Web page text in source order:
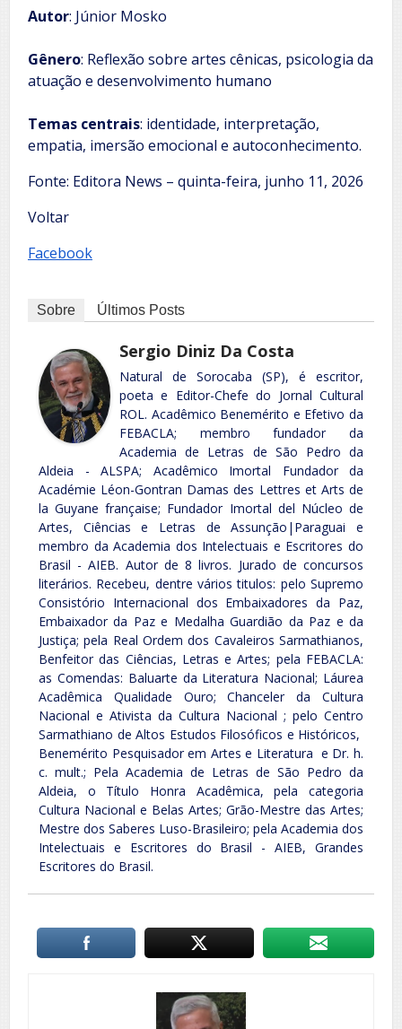
Autor: Júnior Mosko
Gênero: Reflexão sobre artes cênicas, psicologia da
atuação e desenvolvimento humano
Temas centrais: identidade, interpretação,
empatia, imersão emocional e autoconhecimento.
Fonte: Editora News – quinta-feira, junho 11, 2026
Voltar
Facebook
Sobre Últimos Posts
Sergio Diniz Da Costa
Natural de Sorocaba (SP), é escritor,
poeta e Editor-Chefe do Jornal Cultural
ROL. Acadêmico Benemérito e Efetivo da
FEBACLA; membro fundador da
Academia de Letras de São Pedro da
Aldeia - ALSPA; Acadêmico Imortal Fundador da
Académie Léon-Gontran Damas des Lettres et Arts de
la Guyane française; Fundador Imortal del Núcleo de
Artes, Ciências e Letras de Assunção|Paraguai e
membro da Academia dos Intelectuais e Escritores do
Brasil - AIEB. Autor de 8 livros. Jurado de concursos
literários. Recebeu, dentre vários titulos: pelo Supremo
Consistório Internacional dos Embaixadores da Paz,
Embaixador da Paz e Medalha Guardião da Paz e da
Justiça; pela Real Ordem dos Cavaleiros Sarmathianos,
Benfeitor das Ciências, Letras e Artes; pela FEBACLA:
as Comendas: Baluarte da Literatura Nacional; Láurea
Acadêmica Qualidade Ouro; Chanceler da Cultura
Nacional e Ativista da Cultura Nacional ; pelo Centro
Sarmathiano de Altos Estudos Filosóficos e Históricos,
Benemérito Pesquisador em Artes e Literatura e Dr. h.
c. mult.; Pela Academia de Letras de São Pedro da
Aldeia, o Título Honra Acadêmica, pela categoria
Cultura Nacional e Belas Artes; Grão-Mestre das Artes;
Mestre dos Saberes Luso-Brasileiro; pela Academia dos
Intelectuais e Escritores do Brasil - AIEB, Grandes
Escritores do Brasil.